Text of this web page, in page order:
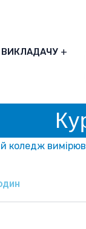
ВИКЛАДАЧУ
коледж